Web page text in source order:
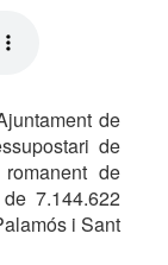
de
de
de
7.144.622
i Sant